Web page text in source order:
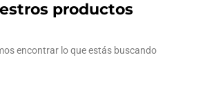
productos
encontrar lo que estás buscando